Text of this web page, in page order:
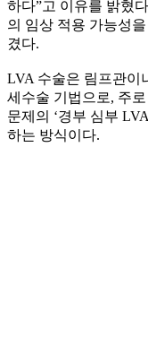
하다”고 이유를 밝혔
의 임상 적용 가능성
겼다.
LVA 수술은 림프관이
세수술 기법으로, 주
문제의 ‘경부 심부
하는 방식이다.